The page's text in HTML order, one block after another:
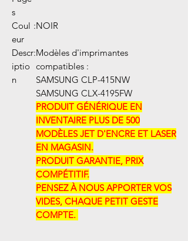
s
Coul
eur
:NOIR
Descr
iptio
n
:Modèles d'imprimantes
compatibles :
SAMSUNG CLP-415NW
SAMSUNG CLX-4195FW
PRODUIT GÉNÉRIQUE EN
INVENTAIRE PLUS DE 500
MODÈLES JET D'ENCRE ET LASER
EN MAGASIN.
PRODUIT GARANTIE, PRIX
COMPÉTITIF.
PENSEZ À NOUS APPORTER VOS
VIDES, CHAQUE PETIT GESTE
COMPTE. ​​